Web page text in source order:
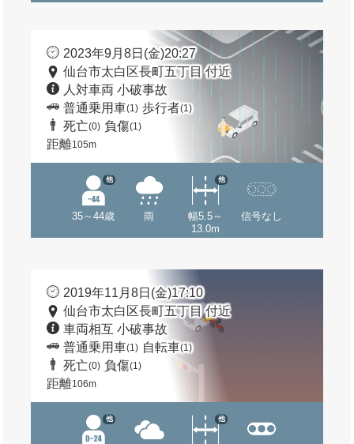
2023年9月8日(金)20:27
仙台市太白区長町五丁目 付近
人対車両 小破事故
普通乗用車(1) 歩行者(1)
死亡(0) 負傷(1)
距離105m
35～44歳
他
雨
幅5.5～
13.0m
他
信号なし
2019年11月8日(金)17:10
仙台市太白区長町五丁目 付近
車両相互 小破事故
普通乗用車(1) 自転車(1)
死亡(0) 負傷(1)
距離106m
他 他